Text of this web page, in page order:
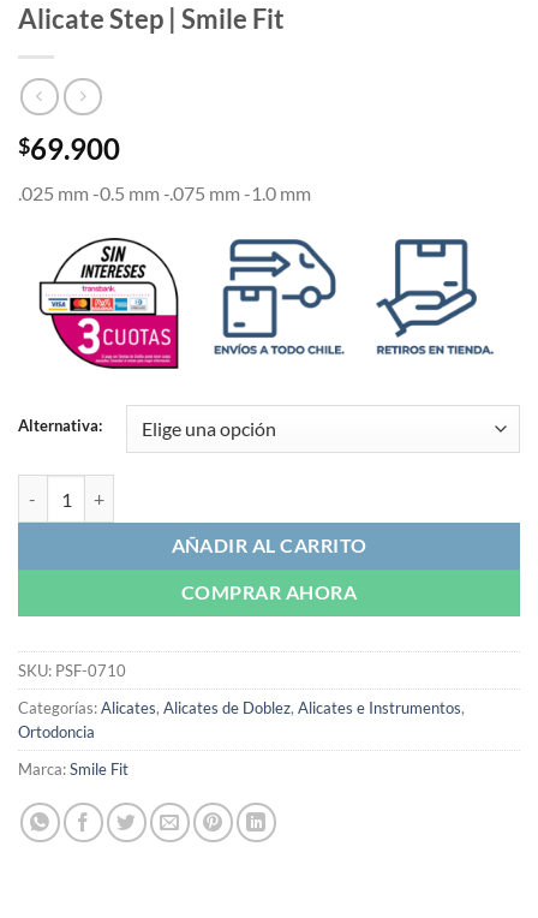
Alicate Step | Smile Fit
$69.900
.025 mm -0.5 mm -.075 mm -1.0 mm
Alternativa:
AÑADIR AL CARRITO
COMPRAR AHORA
SKU: PSF-0710
Categorías:Alicates, Alicates de Doblez, Alicates e Instrumentos,
Ortodoncia
Marca:Smile Fit